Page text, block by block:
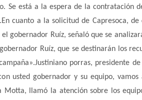
Se está a la espera de la contratación
cuanto a la solicitud de Capresoca,
gobernador Ruíz, señaló que se
Ruíz, que se destinarán los
porras, presidente
usted gobernador y su equipo,
Motta, llamó la atención sobre los